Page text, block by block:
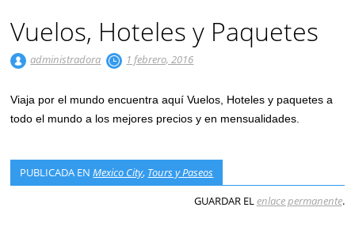
contenido
Vuelos, Hoteles y Paquetes
administradora 1 febrero, 2016
Viaja por el mundo encuentra aquí Vuelos, Hoteles y paquetes a
todo el mundo a los mejores precios y en mensualidades.
PUBLICADA ENMexico City, Tours y Paseos
GUARDAR ELenlace permanente.